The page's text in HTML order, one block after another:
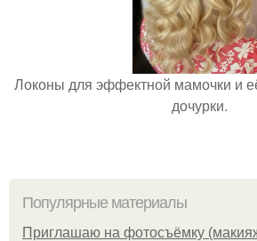
Локоны для эффектной мамочки и
дочурки.
Популярные материалы
Приглашаю на фотосъёмку